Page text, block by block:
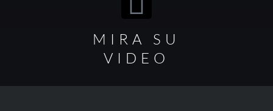
MIRA SU
VIDEO